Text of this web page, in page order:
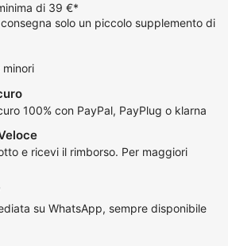
di 39 €*
solo un piccolo supplemento di
minori
100% con PayPal, PayPlug o klarna
e ricevi il rimborso. Per maggiori
su WhatsApp, sempre disponibile